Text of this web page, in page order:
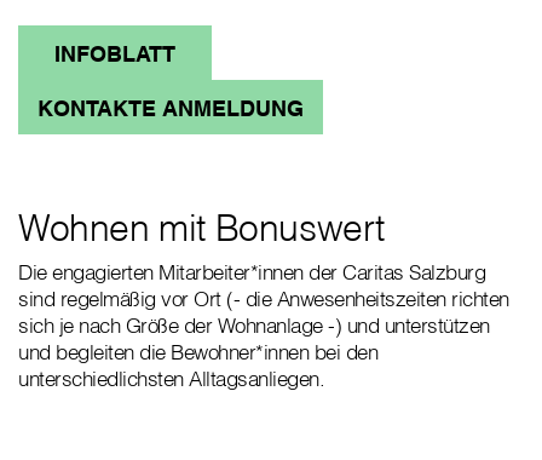
INFOBLATT
KONTAKTE ANMELDUNG
Wohnen mit Bonuswert
Die engagierten Mitarbeiter*innen der Caritas Salzburg
sind regelmäßig vor Ort (- die Anwesenheitszeiten richten
sich je nach Größe der Wohnanlage -) und unterstützen
und begleiten die Bewohner*innen bei den
unterschiedlichsten Alltagsanliegen.